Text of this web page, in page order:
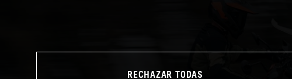
RECHAZAR TODAS